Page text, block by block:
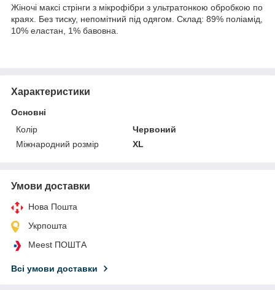
Жіночі максі стрінги з мікрофібри з ультратонкою обробкою по
краях. Без тиску, непомітний під одягом. Склад: 89% поліамід,
10% еластан, 1% бавовна.
Характеристики
Основні
Колір
Червоний
Міжнародний розмір
XL
Умови доставки
Нова Пошта
Укрпошта
Meest ПОШТА
Всі умови доставки